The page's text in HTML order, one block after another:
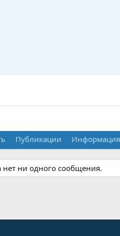
Публикации Информация
нет ни одного сообщения.